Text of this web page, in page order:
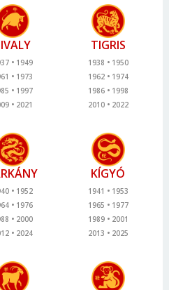
1949
1973
1997
2021
TIGRIS
1938
1950
1962
1974
1986
1998
2010
2022
1952
1976
2000
2024
KÍGYÓ
1941
1953
1965
1977
1989
2001
2013
2025